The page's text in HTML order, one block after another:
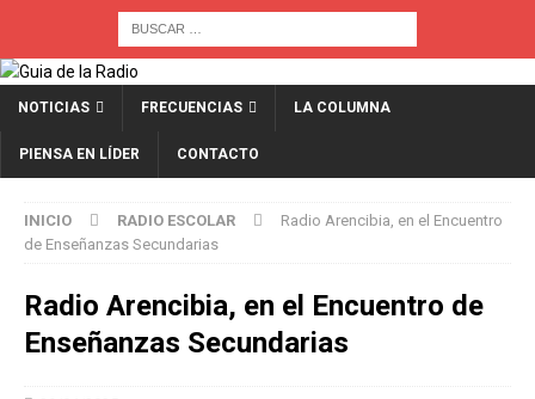
NOTICIAS FRECUENCIAS LA COLUMNA
PIENSA EN LÍDER CONTACTO
INICIO RADIO ESCOLAR
Radio Arencibia, en el Encuentro
de Enseñanzas Secundarias
Radio Arencibia, en el Encuentro de
Enseñanzas Secundarias